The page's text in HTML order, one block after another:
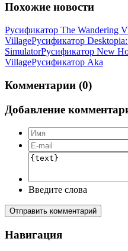
Похожие новости
Русификатор The Wandering
VillageРусификатор
SimulatorРусификатор New
VillageРусификатор Aka
Комментарии (0)
Добавление
Введите слова
Отправить комментарий
Навигация